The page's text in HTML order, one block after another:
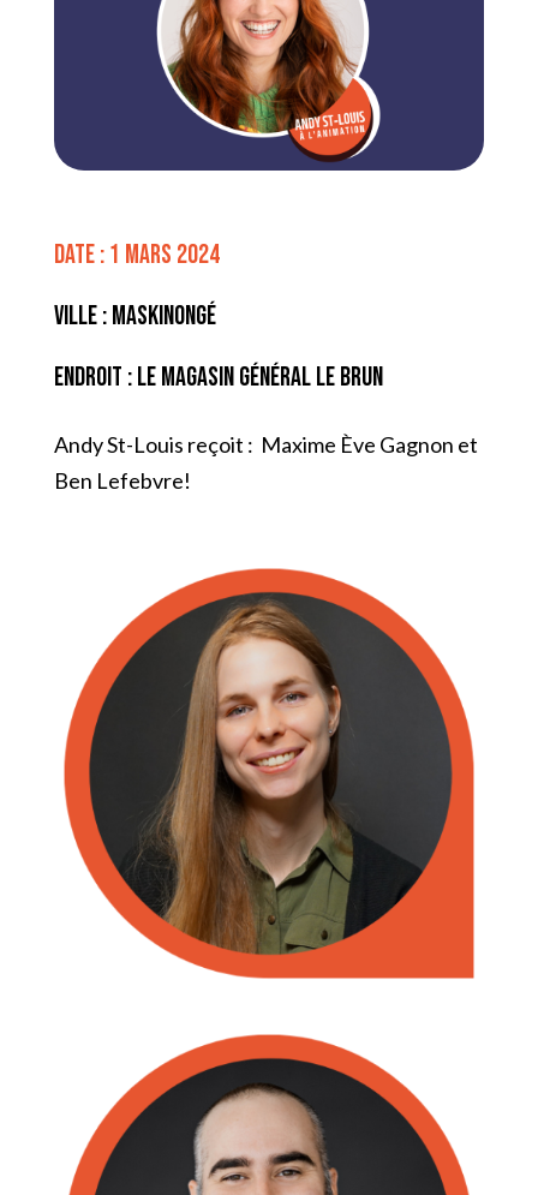
Date : 1 mars 2024
Ville : Maskinongé
Endroit : Le Magasin Général Le Brun
Andy St-Louis reçoit : Maxime Ève Gagnon et
Ben Lefebvre!